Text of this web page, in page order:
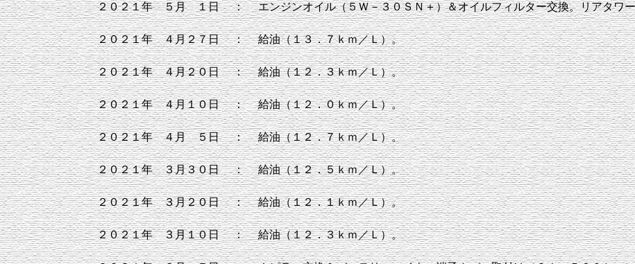
２０２１年 ５月 １日 ： エンジンオイル（５Ｗ－３０ＳＮ＋）＆オイルフィルター交換。リアタワ
２０２１年 ４月２７日 ： 給油（１３．７ｋｍ／Ｌ）。
２０２１年 ４月２０日 ： 給油（１２．３ｋｍ／Ｌ）。
２０２１年 ４月１０日 ： 給油（１２．０ｋｍ／Ｌ）。
２０２１年 ４月 ５日 ： 給油（１２．７ｋｍ／Ｌ）。
２０２１年 ３月３０日 ： 給油（１２．５ｋｍ／Ｌ）。
２０２１年 ３月２０日 ： 給油（１２．１ｋｍ／Ｌ）。
２０２１年 ３月１０日 ： 給油（１２．３ｋｍ／Ｌ）。